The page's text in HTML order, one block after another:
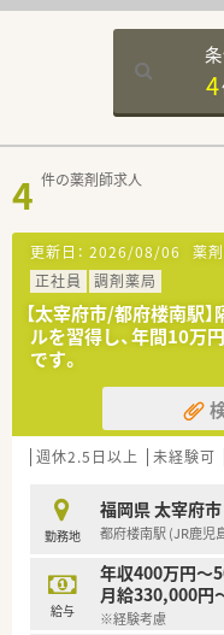
4
4 件の薬剤師求人
更新日： 2026/08/06 薬
正社員
調剤薬局
【太宰府市/都府楼南駅
ルを習得し、年間10万
です。
週休2.5日以上 未経験可
勤務地
福岡県 太宰府市
都府楼南駅 (JR鹿児
給与
年収400万円～
月給330,000円
※経験考慮